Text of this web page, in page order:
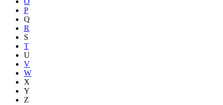
P
Q
R
S
T
U
V
W
X
Y
Z